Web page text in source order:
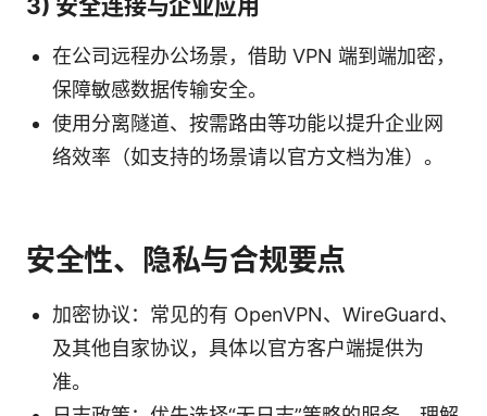
3) 安全连接与企业应用
在公司远程办公场景，借助 VPN 端到端加密，
保障敏感数据传输安全。
使用分离隧道、按需路由等功能以提升企业网
络效率（如支持的场景请以官方文档为准）。
安全性、隐私与合规要点
加密协议：常见的有 OpenVPN、WireGuard、
及其他自家协议，具体以官方客户端提供为
准。